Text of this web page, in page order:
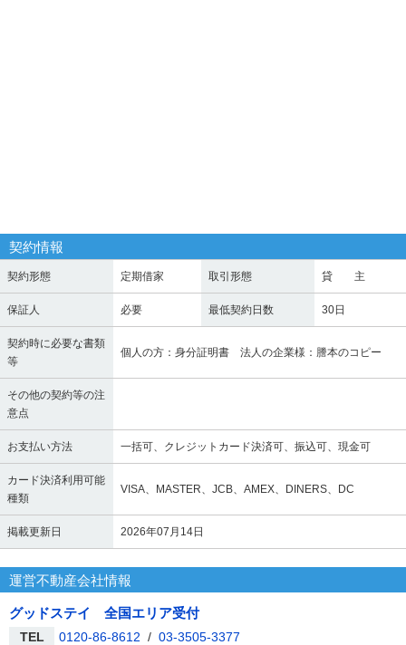
契約情報
契約形態 定期借家 取引形態 貸 主
保証人 必要 最低契約日数 30日
契約時に必要な書類
等
個人の方：身分証明書 法人の企業様：謄本のコピー
その他の契約等の注
意点
お支払い方法 一括可、クレジットカード決済可、振込可、現金可
カード決済利用可能
種類
VISA、MASTER、JCB、AMEX、DINERS、DC
掲載更新日 2026年07月14日
運営不動産会社情報
グッドステイ 全国エリア受付
TEL 0120-86-8612 / 03-3505-3377